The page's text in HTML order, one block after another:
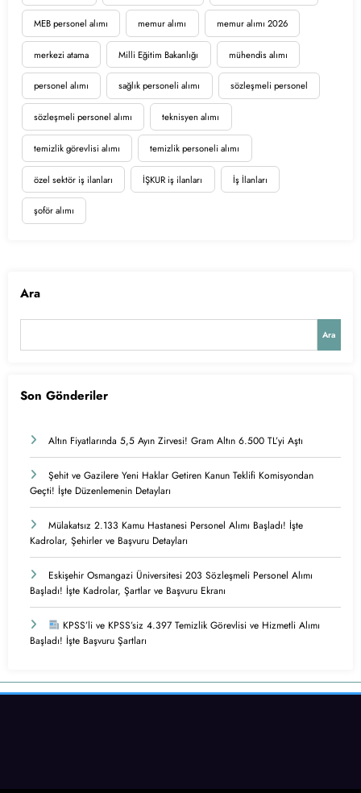
MEB personel alımı memur alımı memur alımı 2026
merkezi atama Milli Eğitim Bakanlığı mühendis alımı
personel alımı sağlık personeli alımı sözleşmeli personel
sözleşmeli personel alımı teknisyen alımı
temizlik görevlisi alımı temizlik personeli alımı
özel sektör iş ilanları İŞKUR iş ilanları İş İlanları
şoför alımı
Ara
Ara
Son Gönderiler
Altın Fiyatlarında 5,5 Ayın Zirvesi! Gram Altın 6.500 TL’yi Aştı
Şehit ve Gazilere Yeni Haklar Getiren Kanun Teklifi Komisyondan
Geçti! İşte Düzenlemenin Detayları
Mülakatsız 2.133 Kamu Hastanesi Personel Alımı Başladı! İşte
Kadrolar, Şehirler ve Başvuru Detayları
Eskişehir Osmangazi Üniversitesi 203 Sözleşmeli Personel Alımı
Başladı! İşte Kadrolar, Şartlar ve Başvuru Ekranı
KPSS’li ve KPSS’siz 4.397 Temizlik Görevlisi ve Hizmetli Alımı
Başladı! İşte Başvuru Şartları